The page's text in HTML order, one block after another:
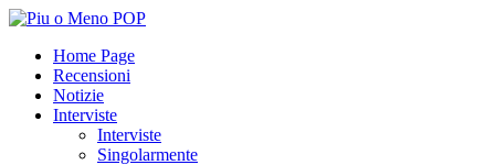
Home Page
Recensioni
Notizie
Interviste
Interviste
Singolarmente